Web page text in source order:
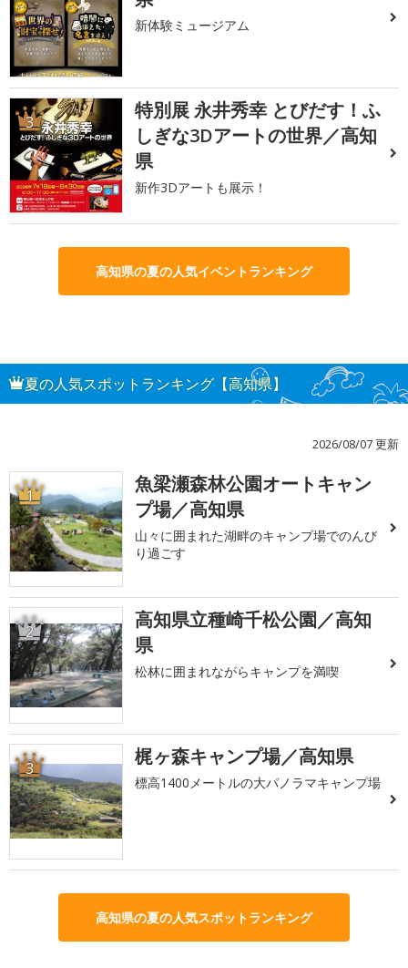
新体験ミュージアム
3
特別展 永井秀幸 とびだす！ふ
しぎな3Dアートの世界／高知
県
新作3Dアートも展示！
高知県の夏の人気イベントランキング
夏の人気スポットランキング【高知県】
2026/08/07 更新
1
魚梁瀬森林公園オートキャン
プ場／高知県
山々に囲まれた湖畔のキャンプ場でのんび
り過ごす
2
高知県立種崎千松公園／高知
県
松林に囲まれながらキャンプを満喫
3 梶ヶ森キャンプ場／高知県
標高1400メートルの大パノラマキャンプ場
高知県の夏の人気スポットランキング